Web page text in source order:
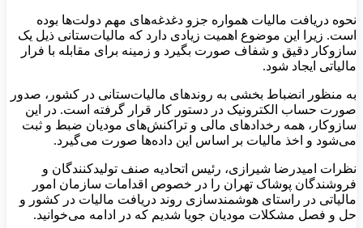
نحوه دریافت مالیات همواره جزو دغدغه‌های مهم دولت‌ها بوده
است. زیرا این موضوع اهمیت زیادی دارد که مالیات‌ستانی ذیل یک
سازوکار دقیق و شفاف صورت بگیرد و زمینه برای مقابله با فرار
مالیاتی ایجاد شود.
به منظور انضباط بخشی به روندهای مالیات‌ستانی در کشور، صدور
صورت حساب الکترونیک در دستور کار قرار گرفته است. در این
سازوکار، همه رخدادهای مالی و تراکنش‌های مودیان ضبط و ثبت
می‌شود و اخذ مالیات بر اساس این داده‌ها صورت می‌گیرد.
نظرات امیدرضا شیرازی، رئیس اتحادیه صنف تولیدکنندگان و
فروشندگان پوشاک تهران را در خصوص اقدامات سازمان امور
مالیاتی در راستای هوشمندسازی روند دریافت مالیات در کشور و
حل و فصل مشکلات مودیان جویا شدیم که در ادامه می‌خوانید.